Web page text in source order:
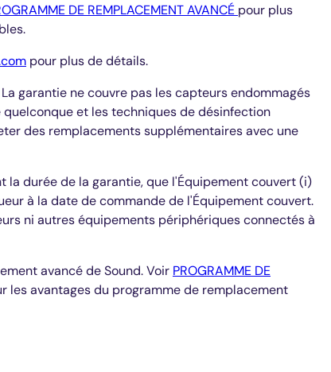
DE REMPLACEMENT AVANCÉ pour plus
pour plus de détails.
garantie ne couvre pas les capteurs endommagés
et les techniques de désinfection
des remplacements supplémentaires avec une
la durée de la garantie, que l'Équipement couvert (i)
à la date de commande de l'Équipement couvert.
ni autres équipements périphériques connectés à
avancé de Sound. Voir PROGRAMME DE
les avantages du programme de remplacement